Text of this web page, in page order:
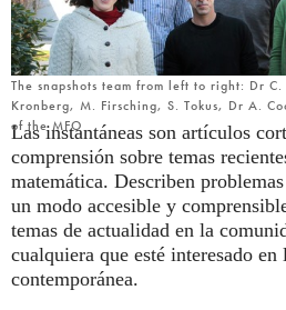
Más...
Solicitar una nueva
The snapshots team from left to right: Dr
Kronberg, M. Firsching, S. Tokus, Dr A.
of the MFO
Las instantáneas son artículos
comprensión sobre temas
matemática. Describen
un modo accesible y
temas de actualidad en la
cualquiera que esté interesado en
contemporánea.